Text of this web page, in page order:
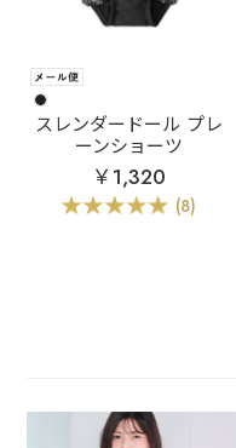
スレンダードール プレ
ーンショーツ
￥1,320
(8)